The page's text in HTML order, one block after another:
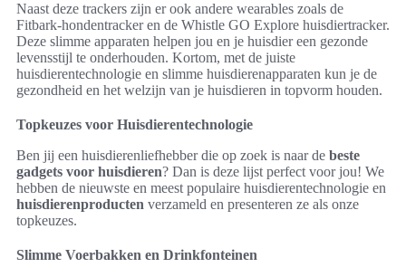
Naast deze trackers zijn er ook andere wearables zoals de
Fitbark-hondentracker en de Whistle GO Explore huisdiertracker.
Deze slimme apparaten helpen jou en je huisdier een gezonde
levensstijl te onderhouden. Kortom, met de juiste
huisdierentechnologie en slimme huisdierenapparaten kun je de
gezondheid en het welzijn van je huisdieren in topvorm houden.
Topkeuzes voor Huisdierentechnologie
Ben jij een huisdierenliefhebber die op zoek is naar de beste
gadgets voor huisdieren? Dan is deze lijst perfect voor jou! We
hebben de nieuwste en meest populaire huisdierentechnologie en
huisdierenproducten verzameld en presenteren ze als onze
topkeuzes.
Slimme Voerbakken en Drinkfonteinen